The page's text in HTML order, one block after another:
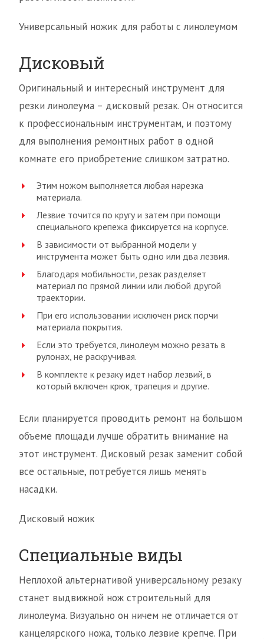
Универсальный ножик для работы с линолеумом
Дисковый
Оригинальный и интересный инструмент для
резки линолеума – дисковый резак. Он относится
к профессиональным инструментам, и поэтому
для выполнения ремонтных работ в одной
комнате его приобретение слишком затратно.
Этим ножом выполняется любая нарезка
материала.
Лезвие точится по кругу и затем при помощи
специального крепежа фиксируется на корпусе.
В зависимости от выбранной модели у
инструмента может быть одно или два лезвия.
Благодаря мобильности, резак разделяет
материал по прямой линии или любой другой
траектории.
При его использовании исключен риск порчи
материала покрытия.
Если это требуется, линолеум можно резать в
рулонах, не раскручивая.
В комплекте к резаку идет набор лезвий, в
который включен крюк, трапеция и другие.
Если планируется проводить ремонт на большом
объеме площади лучше обратить внимание на
этот инструмент. Дисковый резак заменит собой
все остальные, потребуется лишь менять
насадки.
Дисковый ножик
Специальные виды
Неплохой альтернативой универсальному резаку
станет выдвижной нож строительный для
линолеума. Визуально он ничем не отличается от
канцелярского ножа, только лезвие крепче. При